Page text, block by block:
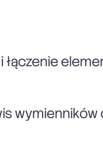
łączenie
wymienników